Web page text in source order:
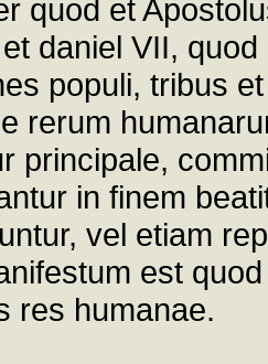
quod et
daniel VII,
populi, tribus
rerum
principale,
in finem
vel etiam
est
res humanae.